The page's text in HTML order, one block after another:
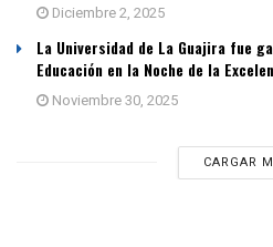
Diciembre 2, 2025
La Universidad de La Guajira fue
Educación en la Noche de la
Noviembre 30, 2025
CARGAR